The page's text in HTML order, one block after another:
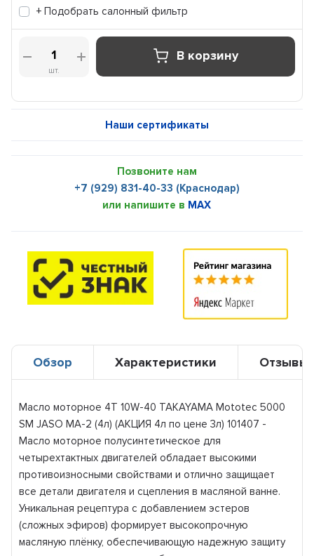
+ Подобрать салонный фильтр
шт.
В корзину
Наши сертификаты
Позвоните нам
+7 (929) 831-40-33 (Краснодар)
или напишите в MAX
Обзор Характеристики Отзывы
Масло моторное 4T 10W-40 TAKAYAMA Mototec 5000
SM JASO MA-2 (4л) (АКЦИЯ 4л по цене 3л) 101407 -
Масло моторное полусинтетическое для
четырехтактных двигателей обладает высокими
противоизносными свойствами и отлично защищает
все детали двигателя и сцепления в масляной ванне.
Уникальная рецептура с добавлением эстеров
(сложных эфиров) формирует высокопрочную
масляную плёнку, обеспечивающую надежную защиту